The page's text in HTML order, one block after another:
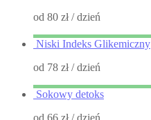
od 80 zł/ dzień
Niski Indeks Glikemiczny
od 78 zł/ dzień
Sokowy detoks
od 66 zł/ dzień